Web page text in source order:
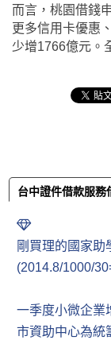
而言，桃園借錢
更多信用卡優惠
少增1766億元。
台中證件借款服務
剛買理的國家
(2014.8/1000/
一季度小微企業
市資助中心為統